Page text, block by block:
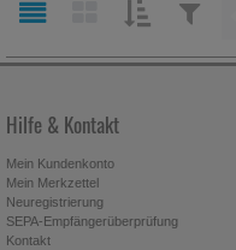
SORTIEREN
NACH:
FILTERN
NACH:
Hilfe & Kontakt
Mein Kundenkonto
Mein Merkzettel
Neuregistrierung
SEPA-Empfängerüberprüfung
Kontakt